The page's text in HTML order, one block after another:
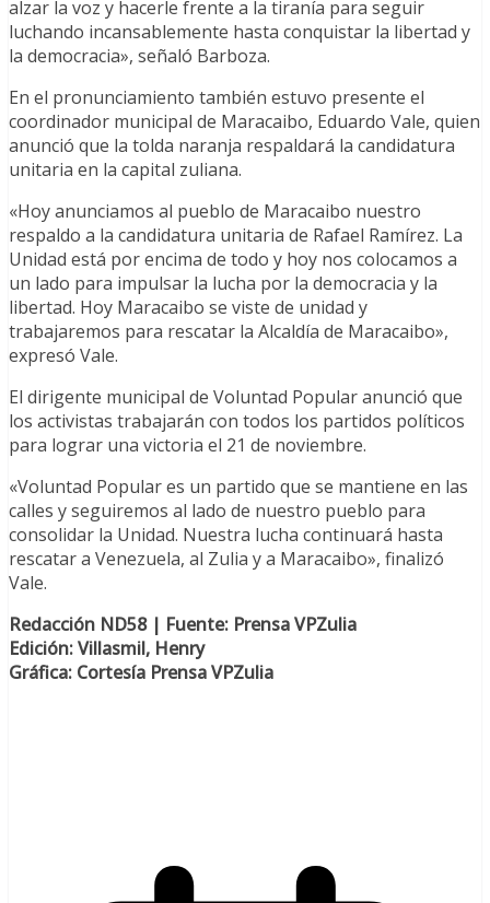
alzar la voz y hacerle frente a la tiranía para seguir
luchando incansablemente hasta conquistar la libertad y
la democracia», señaló Barboza.
En el pronunciamiento también estuvo presente el
coordinador municipal de Maracaibo, Eduardo Vale, quien
anunció que la tolda naranja respaldará la candidatura
unitaria en la capital zuliana.
«Hoy anunciamos al pueblo de Maracaibo nuestro
respaldo a la candidatura unitaria de Rafael Ramírez. La
Unidad está por encima de todo y hoy nos colocamos a
un lado para impulsar la lucha por la democracia y la
libertad. Hoy Maracaibo se viste de unidad y
trabajaremos para rescatar la Alcaldía de Maracaibo»,
expresó Vale.
El dirigente municipal de Voluntad Popular anunció que
los activistas trabajarán con todos los partidos políticos
para lograr una victoria el 21 de noviembre.
«Voluntad Popular es un partido que se mantiene en las
calles y seguiremos al lado de nuestro pueblo para
consolidar la Unidad. Nuestra lucha continuará hasta
rescatar a Venezuela, al Zulia y a Maracaibo», finalizó
Vale.
Redacción ND58 | Fuente: Prensa VPZulia
Edición: Villasmil, Henry
Gráfica: Cortesía Prensa VPZulia